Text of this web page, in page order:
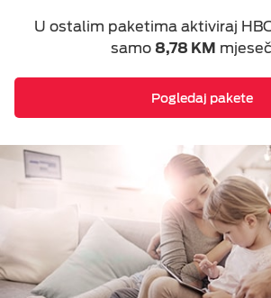
U ostalim paketima aktiviraj
samo 8,78 KM
Pogledaj pakete